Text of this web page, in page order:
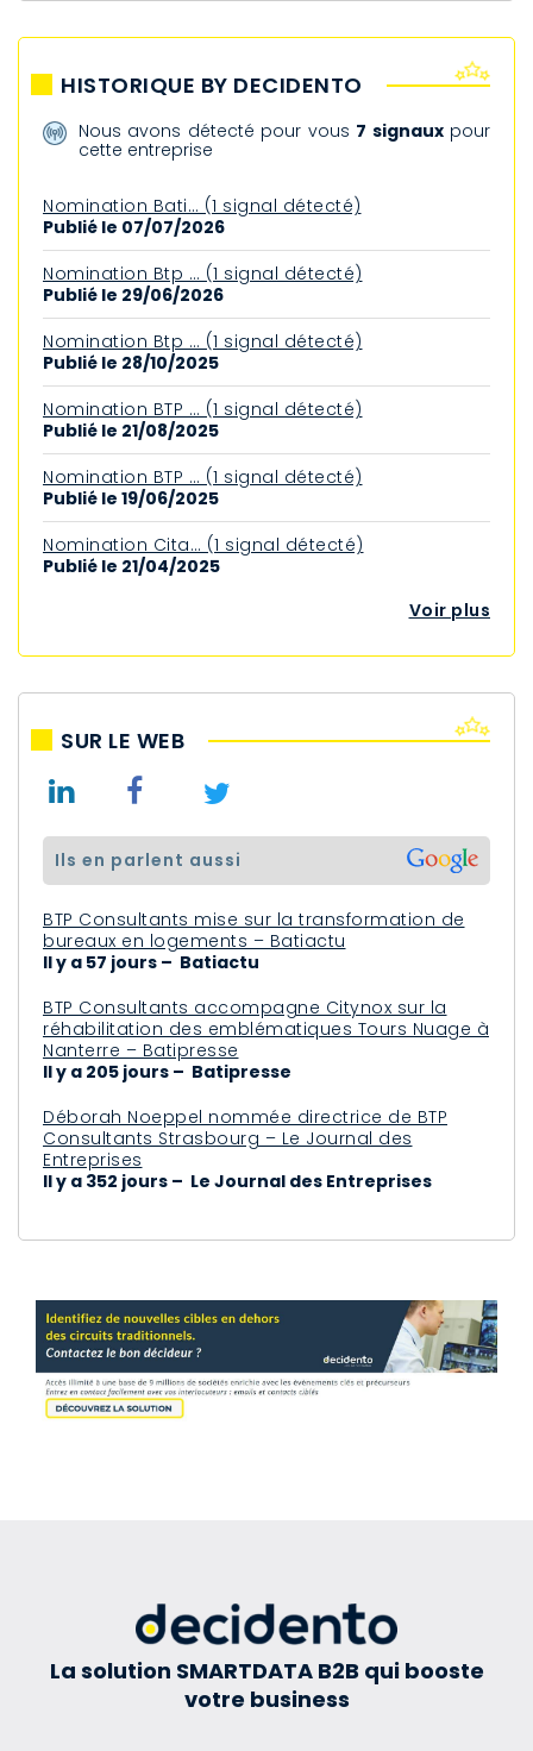
HISTORIQUE BY DECIDENTO
Nous avons détecté pour vous 7 signauxpour
cette entreprise
Nomination Bati… (1 signal détecté)
Publié le 07/07/2026
Nomination Btp … (1 signal détecté)
Publié le 29/06/2026
Nomination Btp … (1 signal détecté)
Publié le 28/10/2025
Nomination BTP … (1 signal détecté)
Publié le 21/08/2025
Nomination BTP … (1 signal détecté)
Publié le 19/06/2025
Nomination Cita… (1 signal détecté)
Publié le 21/04/2025
Voir plus
SUR LE WEB
ils en parlent aussi
BTP Consultants mise sur la transformation de
bureaux en logements – Batiactu
Il y a 57 jours – Batiactu
BTP Consultants accompagne Citynox sur la
réhabilitation des emblématiques Tours Nuage à
Nanterre – Batipresse
Il y a 205 jours – Batipresse
Déborah Noeppel nommée directrice de BTP
Consultants Strasbourg – Le Journal des
Entreprises
Il y a 352 jours – Le Journal des Entreprises
La solution SMARTDATA B2B qui booste
votre business